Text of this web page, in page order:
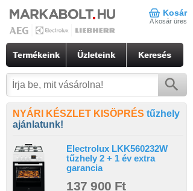
Kosár
A kosár üres
Termékeink Üzleteink Keresés
NYÁRI KÉSZLET KISÖPRÉS tűzhely
ajánlatunk!
Electrolux LKK560232W
tűzhely 2 + 1 év extra
garancia
137 900 Ft